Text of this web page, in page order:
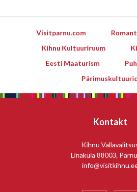
Visitparnu.com
Kihnu Kultuuriruum
Eesti Maaturism
Kontakt
Kihnu
Linaküla 88003,